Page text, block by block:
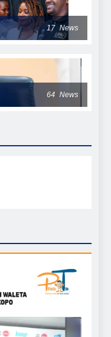
17 News
64 News